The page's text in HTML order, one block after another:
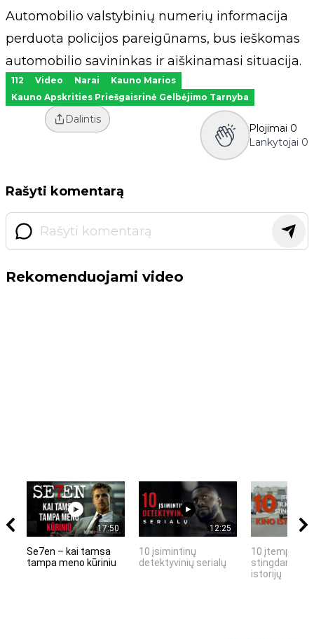
Automobilio valstybinių numerių informacija
perduota policijos pareigūnams, bus ieškomas
automobilio savininkas ir aiškinamasi situacija.
112 Video Narai
Kauno Marios
Kauno Apskrities Priešgaisrinė Gelbėjimo Tarnyba
Dalintis
Plojimai 0
Lankytojai 0
Rašyti komentarą
Rekomenduojami video
17:50
Se7en – kai tamsa
tampa meno kūriniu
12:25
10 įsimintinų
detektyvinių serialų
10 įtemptų,
stingdančių
istorijų